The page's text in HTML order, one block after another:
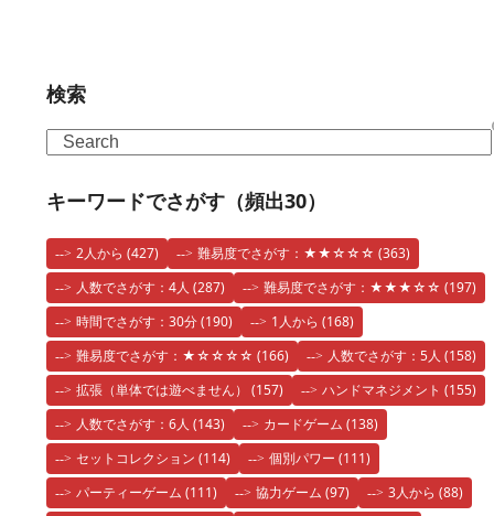
検索
Search
キーワードでさがす（頻出30）
2人から (427) 難易度でさがす：★★☆☆☆ (363)
人数でさがす：4人(287) 難易度でさがす：★★★☆☆ (197)
時間でさがす：30分(190) 1人から (168)
難易度でさがす：★☆☆☆☆ (166) 人数でさがす：5人(158)
拡張（単体では遊べません） (157) ハンドマネジメント (155)
人数でさがす：6人(143) カードゲーム (138)
セットコレクション (114) 個別パワー (111)
パーティーゲーム (111) 協力ゲーム (97) 3人から (88)